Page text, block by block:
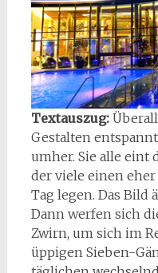
Textauszug:
Gestalten
umher. Sie alle eint
der viele einen
Tag legen. Das Bild
Dann werfen sich
Zwirn, um sich im
üppigen Sieben-